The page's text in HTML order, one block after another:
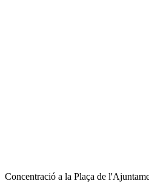
Concentració a la Plaça de